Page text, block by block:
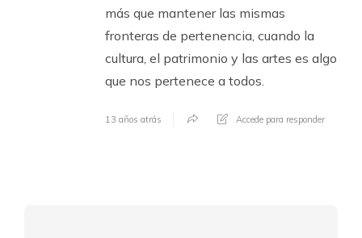
más que mantener las mismas
fronteras de pertenencia, cuando la
cultura, el patrimonio y las artes es algo
que nos pertenece a todos.
13 años atrás Accede para responder